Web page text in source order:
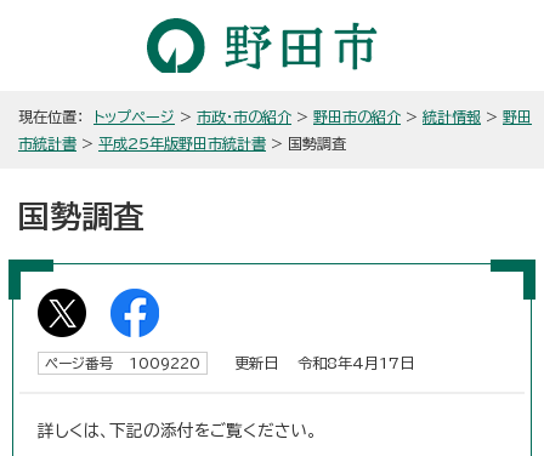
現在位置： トップページ > 市政・市の紹介 > 野田市の紹介 > 統計情報 > 野田
市統計書 > 平成25年版野田市統計書 > 国勢調査
国勢調査
ページ番号 1009220 更新日 令和8年4月17日
詳しくは、下記の添付をご覧ください。